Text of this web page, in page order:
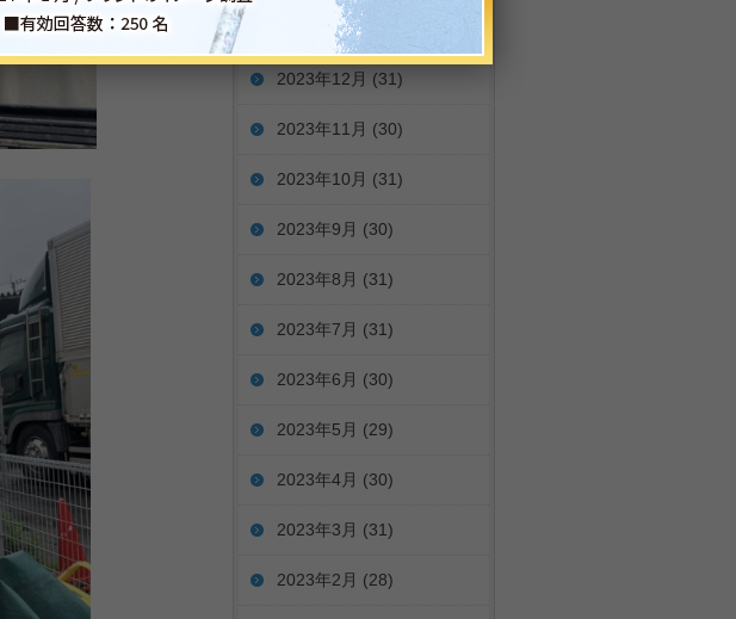
2024年1月
2023年12月 (31)
2023年11月 (30)
2023年10月 (31)
2023年9月 (30)
2023年8月 (31)
2023年7月 (31)
2023年6月 (30)
2023年5月 (29)
2023年4月 (30)
2023年3月 (31)
2023年2月 (28)